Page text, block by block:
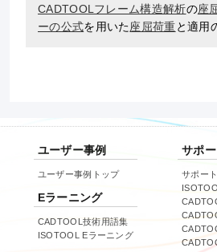
CADTOOLフレーム構造解析の座
ーの公式を用いた座屈荷重と適用
ユーザー事例
ユーザー事例トップ
Eラーニング
CADTOOL技術用語集
ISOTOOL Eラーニング
サポ
サポー